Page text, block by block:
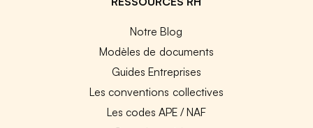
Notre Blog
Modèles de documents
Guides Entreprises
Les conventions collectives
Les codes APE / NAF